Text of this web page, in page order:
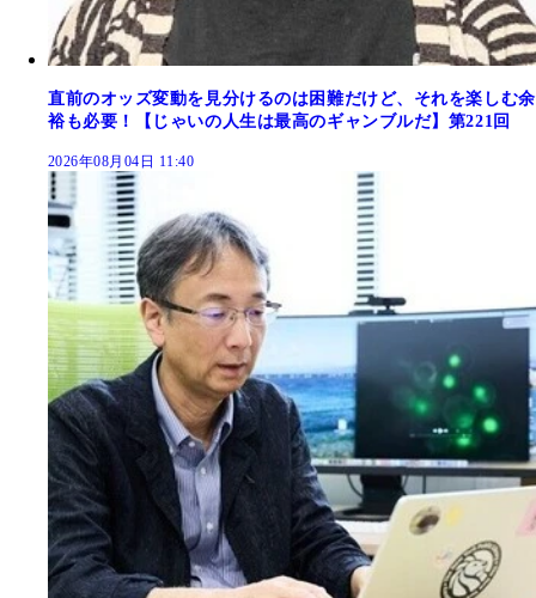
直前のオッズ変動を見分けるのは困難だけど、それを楽しむ余
裕も必要！【じゃいの人生は最高のギャンブルだ】第221回
2026年08月04日 11:40